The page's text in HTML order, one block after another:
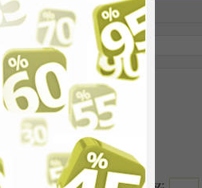
kit of parts photocell us
Cena netto
Zapytaj o cenę
Nr kat:U-29926E
Ile sztuk zamawiasz: